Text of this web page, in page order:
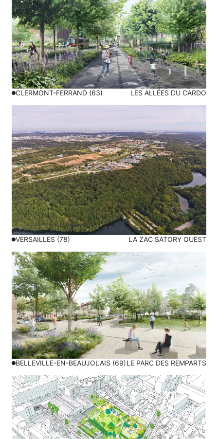
CLERMONT-FERRAND (63) LES ALLÉES DU CARDO
VERSAILLES (78) LA ZAC SATORY OUEST
BELLEVILLE-EN-BEAUJOLAIS (69)LE PARC DES REMPARTS